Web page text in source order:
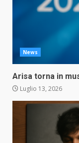
News
Arisa torna in
Luglio 13, 2026